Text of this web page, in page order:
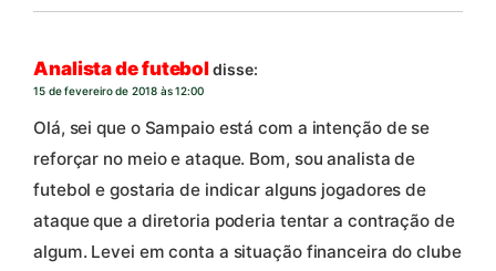
Analista de futeboldisse:
15 de fevereiro de 2018 às 12:00
Olá, sei que o Sampaio está com a intenção de se
reforçar no meio e ataque. Bom, sou analista de
futebol e gostaria de indicar alguns jogadores de
ataque que a diretoria poderia tentar a contração de
algum. Levei em conta a situação financeira do clube